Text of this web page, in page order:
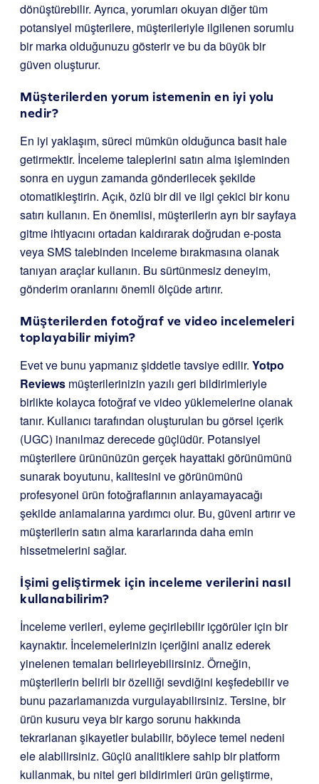
dönüştürebilir. Ayrıca, yorumları okuyan diğer tüm
potansiyel müşterilere, müşterileriyle ilgilenen sorumlu
bir marka olduğunuzu gösterir ve bu da büyük bir
güven oluşturur.
Müşterilerden yorum istemenin en iyi yolu
nedir?
En iyi yaklaşım, süreci mümkün olduğunca basit hale
getirmektir. İnceleme taleplerini satın alma işleminden
sonra en uygun zamanda gönderilecek şekilde
otomatikleştirin. Açık, özlü bir dil ve ilgi çekici bir konu
satırı kullanın. En önemlisi, müşterilerin ayrı bir sayfaya
gitme ihtiyacını ortadan kaldırarak doğrudan e-posta
veya SMS talebinden inceleme bırakmasına olanak
tanıyan araçlar kullanın. Bu sürtünmesiz deneyim,
gönderim oranlarını önemli ölçüde artırır.
Müşterilerden fotoğraf ve video incelemeleri
toplayabilir miyim?
Evet ve bunu yapmanız şiddetle tavsiye edilir. Yotpo
Reviews müşterilerinizin yazılı geri bildirimleriyle
birlikte kolayca fotoğraf ve video yüklemelerine olanak
tanır. Kullanıcı tarafından oluşturulan bu görsel içerik
(UGC) inanılmaz derecede güçlüdür. Potansiyel
müşterilere ürününüzün gerçek hayattaki görünümünü
sunarak boyutunu, kalitesini ve görünümünü
profesyonel ürün fotoğraflarının anlayamayacağı
şekilde anlamalarına yardımcı olur. Bu, güveni artırır ve
müşterilerin satın alma kararlarında daha emin
hissetmelerini sağlar.
İşimi geliştirmek için inceleme verilerini nasıl
kullanabilirim?
İnceleme verileri, eyleme geçirilebilir içgörüler için bir
kaynaktır. İncelemelerinizin içeriğini analiz ederek
yinelenen temaları belirleyebilirsiniz. Örneğin,
müşterilerin belirli bir özelliği sevdiğini keşfedebilir ve
bunu pazarlamanızda vurgulayabilirsiniz. Tersine, bir
ürün kusuru veya bir kargo sorunu hakkında
tekrarlanan şikayetler bulabilir, böylece temel nedeni
ele alabilirsiniz. Güçlü analitiklere sahip bir platform
kullanmak, bu nitel geri bildirimleri ürün geliştirme,